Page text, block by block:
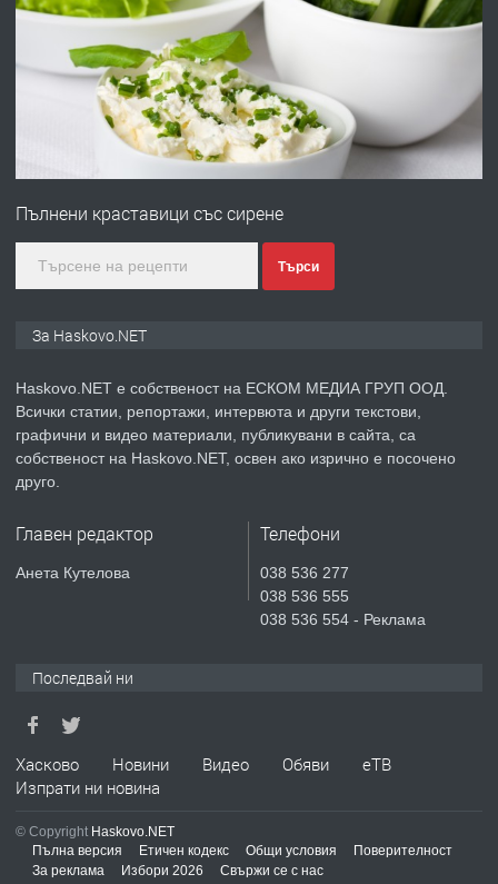
ПРЕДЛАГА Давам гараж под наем
преди 5 дни
№4120 Магазин/Офис под наем в кв.
градската градина!
преди 6 дни
ПРЕДЛАГА
Продавам парцел в гр. Хасково кв.
СГЛОБЯВАНЕ НА МЕБЕЛИ.
ПРЕДЛАГА
№4119 Едностаен обзаведен
Пълнени краставици със сирене
Търси
За Haskovo.NET
Haskovo.NET е собственост на ЕСКОМ МЕДИА ГРУП ООД.
Всички статии, репортажи, интервюта и други текстови,
графични и видео материали, публикувани в сайта, са
собственост на Haskovo.NET, освен ако изрично е посочено
друго.
Главен редактор
Анета Кутелова
Телефони
038 536 277
038 536 555
038 536 554 - Реклама
Последвай ни
Хасково Новини Видео Обяви
еТВ
Изпрати ни новина
© Copyright Haskovo.NET
Пълна версия
Етичен кодекс Общи условия
Поверителност
За реклама
Избори 2026 Свържи се с нас